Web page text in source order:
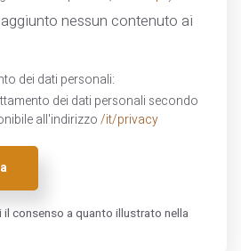
nessun contenuto ai
dei dati personali:
dei dati personali secondo
all'indirizzo /it/privacy
consenso a quanto illustrato nella